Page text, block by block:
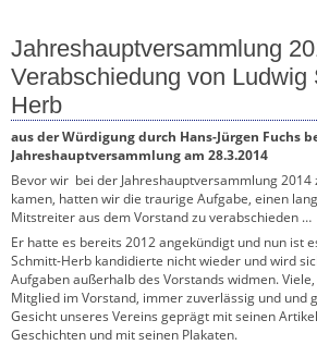
Jahreshauptversammlung
Verabschiedung von Ludwig
Herb
aus der Würdigung durch Hans-Jürgen Fuchs
Jahreshauptversammlung am 28.3.2014
Bevor wir bei der Jahreshauptversammlung 2014
kamen, hatten wir die traurige Aufgabe, einen
Mitstreiter aus dem Vorstand zu verabschieden …
Er hatte es bereits 2012 angekündigt und nun ist
Schmitt-Herb kandidierte nicht wieder und wird
Aufgaben außerhalb des Vorstands widmen.
Mitglied im Vorstand, immer zuverlässig und und
Gesicht unseres Vereins geprägt mit seinen
Geschichten und mit seinen Plakaten.